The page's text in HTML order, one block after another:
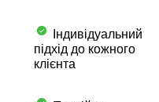
Індивідуальний
підхід до кожного
клієнта